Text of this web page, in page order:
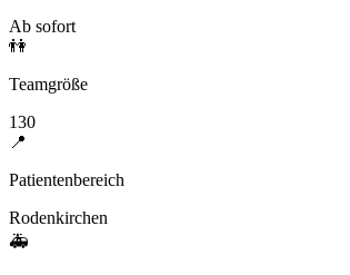
Ab sofort
👫
Teamgröße
130
📍
Patientenbereich
Rodenkirchen
🚑